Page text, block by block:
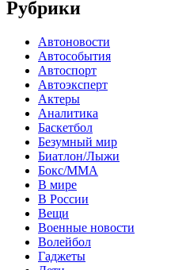
Рубрики
Автоновости
Автособытия
Автоспорт
Автоэксперт
Актеры
Аналитика
Баскетбол
Безумный мир
Биатлон/Лыжи
Бокс/MMA
В мире
В России
Вещи
Военные новости
Волейбол
Гаджеты